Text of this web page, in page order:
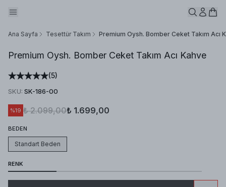
Ana Sayfa Tesettür Takım Premium Oysh. Bomber Ceket Takım Acı
Premium Oysh. Bomber Ceket Takım Acı Kahve
(5)
SKU: SK-186-00
%19 ₺ 2.099,00₺ 1.699,00
BEDEN
Standart Beden
RENK